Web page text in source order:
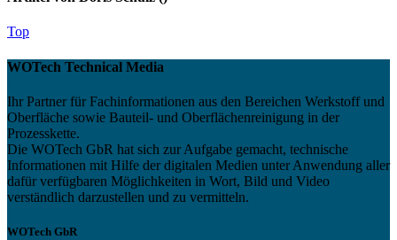
Top
WOTech Technical Media
Ihr Partner für Fachinformationen aus den Bereichen Werkstoff und
Oberfläche sowie Bauteil- und Oberflächenreinigung in der
Prozesskette.
Die WOTech GbR hat sich zur Aufgabe gemacht, technische
Informationen mit Hilfe der digitalen Medien unter Anwendung aller
dafür verfügbaren Möglichkeiten in Wort, Bild und Video
verständlich darzustellen und zu vermitteln.
WOTech GbR